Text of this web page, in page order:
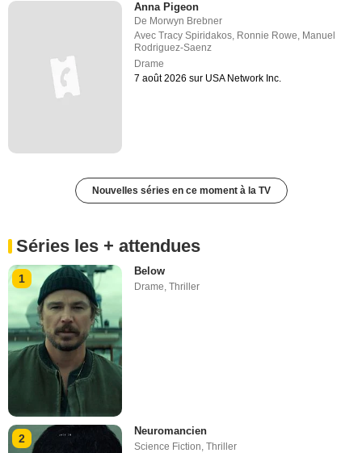
Anna Pigeon
De Morwyn Brebner
AvecTracy Spiridakos, Ronnie Rowe, Manuel
Rodriguez-Saenz
Drame
7 août 2026 sur USA Network Inc.
Nouvelles séries en ce moment à la TV
Séries les + attendues
1
Below
Drame ,Thriller
2
Neuromancien
Science Fiction,Thriller